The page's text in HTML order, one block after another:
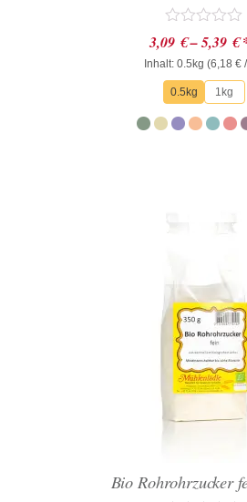
Bewertet
mit
0
von
5
3,09 €–5,39 €
Inhalt: 0.5kg (6,18 €/
0.5kg 1kg
Bio Rohrohrzucker